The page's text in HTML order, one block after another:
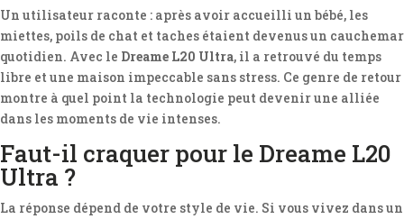
Un utilisateur raconte : après avoir accueilli un bébé, les
miettes, poils de chat et taches étaient devenus un cauchemar
quotidien. Avec le Dreame L20 Ultra, il a retrouvé du temps
libre et une maison impeccable sans stress. Ce genre de retour
montre à quel point la technologie peut devenir une alliée
dans les moments de vie intenses.
Faut-il craquer pour le Dreame L20
Ultra ?
La réponse dépend de votre style de vie. Si vous vivez dans un